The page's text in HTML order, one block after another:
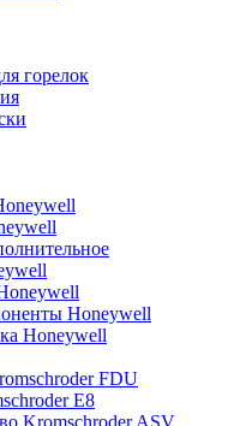
горелок
Honeywell
Honeywell
FDU
E8
Kromschroder ASV